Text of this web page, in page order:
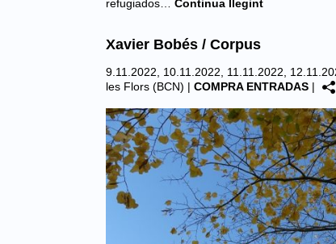
refugiados…
Continua llegint
Xavier Bobés / Corpus
9.11.2022, 10.11.2022, 11.11.2022,
les Flors (BCN) | COMPRA ENTRADAS |